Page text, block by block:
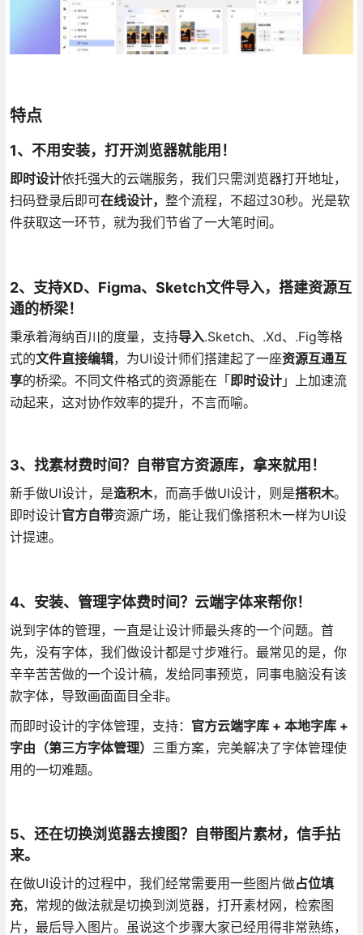
特点
1、不用安装，打开浏览器就能用！
即时设计依托强大的云端服务，我们只需浏览器打开地址，
扫码登录后即可在线设计， 整个流程，不超过30秒。光是软
件获取这一环节，就为我们节省了一大笔时间。
2、支持XD、Figma、Sketch文件导入，搭建资源互
通的桥梁！
秉承着海纳百川的度量，支持导入.Sketch、.Xd、.Fig等格
式的文件直接编辑，为UI设计师们搭建起了一座资源互通互
享的桥梁。不同文件格式的资源能在「即时设计」上加速流
动起来，这对协作效率的提升，不言而喻。
3、找素材费时间？自带官方资源库，拿来就用！
新手做UI设计，是造积木，而高手做UI设计，则是搭积木。
即时设计官方自带资源广场，能让我们像搭积木一样为UI设
计提速。
4、安装、管理字体费时间？云端字体来帮你！
说到字体的管理，一直是让设计师最头疼的一个问题。首
先，没有字体，我们做设计都是寸步难行。最常见的是，你
辛辛苦苦做的一个设计稿，发给同事预览，同事电脑没有该
款字体，导致画面面目全非。
而即时设计的字体管理，支持： 官方云端字库 + 本地字库 +
字由（第三方字体管理） 三重方案，完美解决了字体管理使
用的一切难题。
5、还在切换浏览器去搜图？自带图片素材，信手拈
来。
在做UI设计的过程中，我们经常需要用一些图片做占位填
充，常规的做法就是切换到浏览器，打开素材网，检索图
片，最后导入图片。虽说这个步骤大家已经用得非常熟练，